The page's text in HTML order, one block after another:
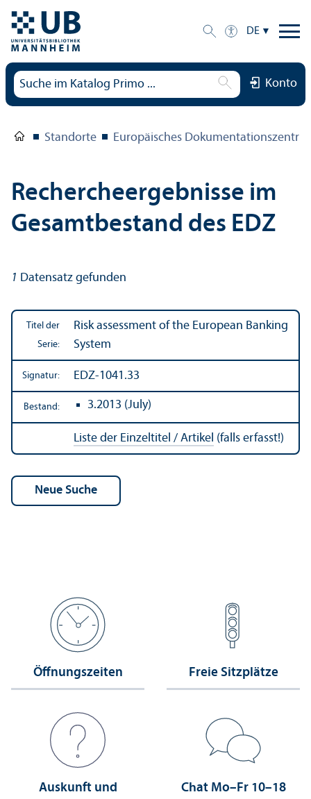
DE
Konto
Standorte Europäisches
Rechercheergebnisse im
Gesamtbestand des EDZ
1 Datensatz gefunden
Titel der
Serie:
Risk assessment of the European Banking
System
Signatur: EDZ-1041.33
Bestand: 3.2013 (July)
Liste der Einzeltitel / Artikel (falls erfasst!)
Öffnungs­zeiten Freie Sitzplätze
Auskunft und
Chat Mo–Fr 10–18